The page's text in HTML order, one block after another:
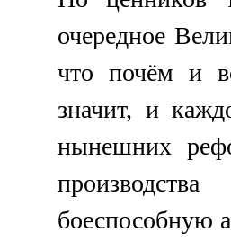
очередное
что почём и
значит, и
нынешних
боеспособную